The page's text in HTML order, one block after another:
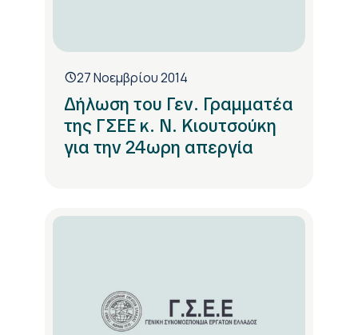
27 Νοεμβρίου 2014
Δήλωση του Γεν. Γραμματέα
της ΓΣΕΕ κ. Ν. Κιουτσούκη
για την 24ωρη απεργία